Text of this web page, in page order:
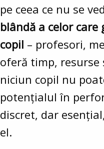
pe ceea ce nu se
blândă a celor
copil – profesori,
oferă timp, resurse
niciun copil nu
potențialul în
discret, dar
el.